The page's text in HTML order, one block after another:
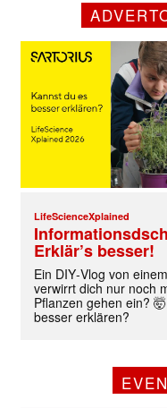
LifeScienceXplained
Erklär’s besser!
Ein DIY‑Vlog von
verwirrt dich nur noch
Pflanzen gehen ein?
besser erklären?